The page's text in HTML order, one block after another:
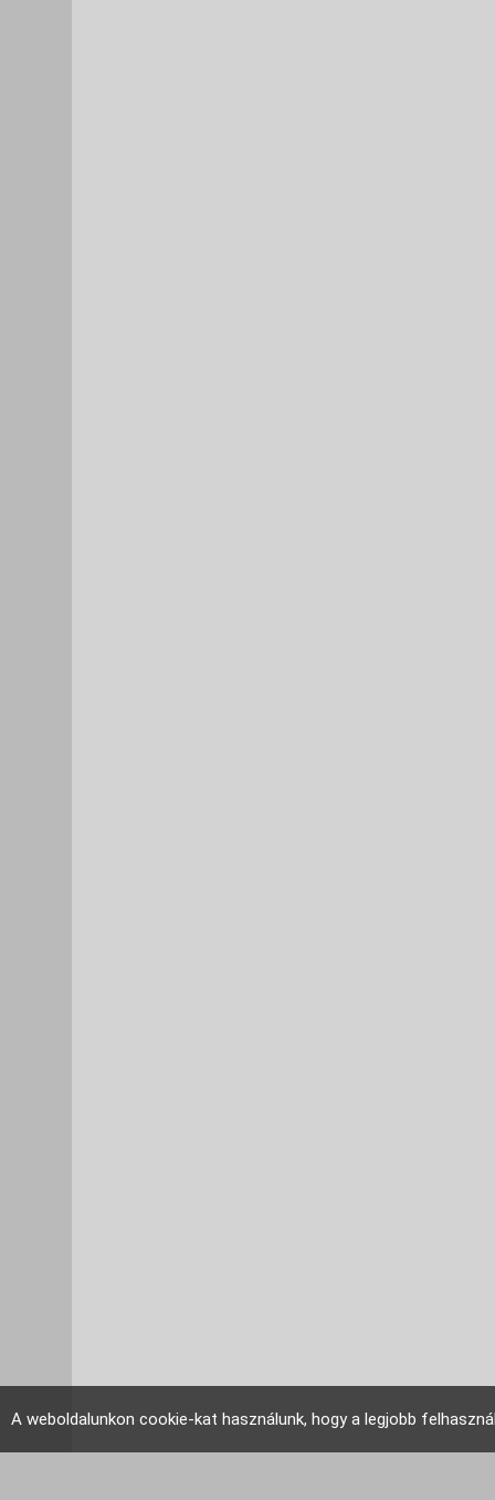
A weboldalunkon cookie-kat használunk, hogy a legjobb